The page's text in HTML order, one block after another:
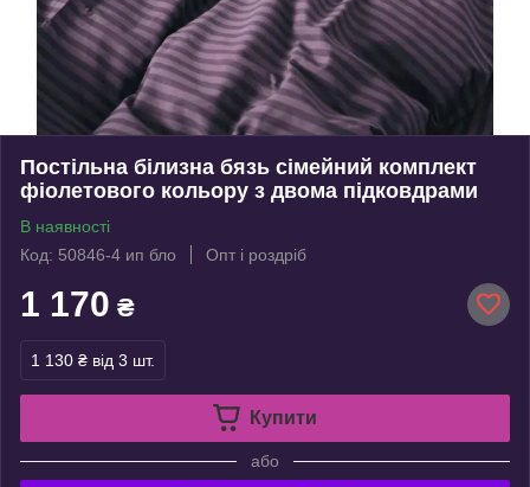
Постільна білизна бязь сімейний комплект
фіолетового кольору з двома підковдрами
В наявності
Код: 50846-4 ип бло
Опт і роздріб
1 170 ₴
1 130 ₴ від 3 шт.
Купити
або